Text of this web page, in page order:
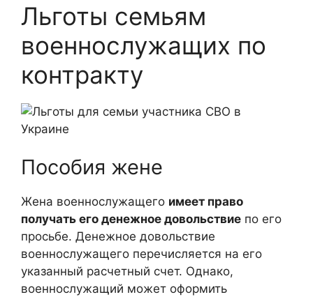
Льготы семьям
военнослужащих по
контракту
Пособия жене
Жена военнослужащего имеет право
получать его денежное довольствие по его
просьбе. Денежное довольствие
военнослужащего перечисляется на его
указанный расчетный счет. Однако,
военнослужащий может оформить